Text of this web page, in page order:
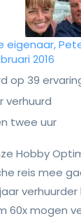
eigenaar,
2016
op 39
verhuurd
twee uur
Hobby
reis mee
60x mogen